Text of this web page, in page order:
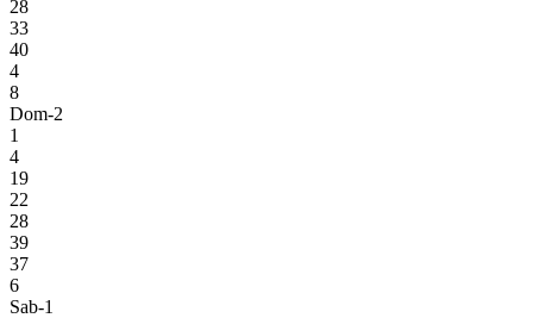
28
33
40
4
8
Dom-2
1
4
19
22
28
39
37
6
Sab-1